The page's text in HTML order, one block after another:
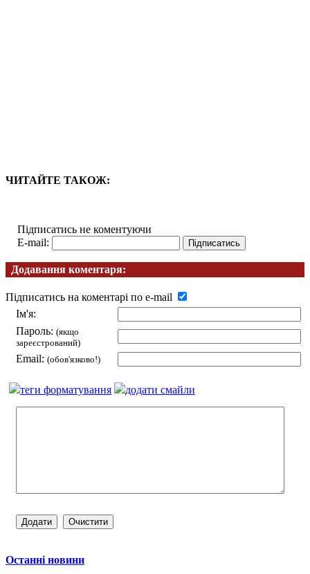
ЧИТАЙТЕ ТАКОЖ:
Підписатись не коментуючи
E-mail:
Додавання коментаря:
Підписатись на коментарі по e-mail
Ім'я:
Пароль: (якщо
зареєстрований)
Email: (обов'язково!)
теги форматування додати смайли
Останні новини